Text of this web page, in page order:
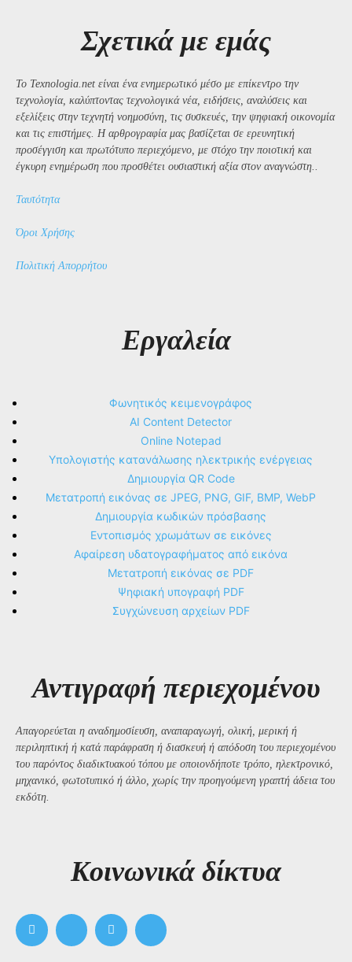
Σχετικά με εμάς
Το Texnologia.net είναι ένα ενημερωτικό μέσο με επίκεντρο την
τεχνολογία, καλύπτοντας τεχνολογικά νέα, ειδήσεις, αναλύσεις και
εξελίξεις στην τεχνητή νοημοσύνη, τις συσκευές, την ψηφιακή οικονομία
και τις επιστήμες. Η αρθρογραφία μας βασίζεται σε ερευνητική
προσέγγιση και πρωτότυπο περιεχόμενο, με στόχο την ποιοτική και
έγκυρη ενημέρωση που προσθέτει ουσιαστική αξία στον αναγνώστη..
Ταυτότητα
Όροι Χρήσης
Πολιτική Απορρήτου
Εργαλεία
Φωνητικός κειμενογράφος
AI Content Detector
Online Notepad
Υπολογιστής κατανάλωσης ηλεκτρικής ενέργειας
Δημιουργία QR Code
Μετατροπή εικόνας σε JPEG, PNG, GIF, BMP, WebP
Δημιουργία κωδικών πρόσβασης
Εντοπισμός χρωμάτων σε εικόνες
Αφαίρεση υδατογραφήματος από εικόνα
Μετατροπή εικόνας σε PDF
Ψηφιακή υπογραφή PDF
Συγχώνευση αρχείων PDF
Αντιγραφή περιεχομένου
Απαγορεύεται η αναδημοσίευση, αναπαραγωγή, ολική, μερική ή
περιληπτική ή κατά παράφραση ή διασκευή ή απόδοση του περιεχομένου
του παρόντος διαδικτυακού τόπου με οποιονδήποτε τρόπο, ηλεκτρονικό,
μηχανικό, φωτοτυπικό ή άλλο, χωρίς την προηγούμενη γραπτή άδεια του
εκδότη.
Kοινωνικά δίκτυα